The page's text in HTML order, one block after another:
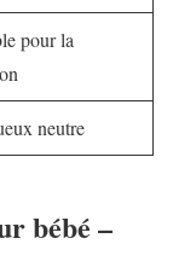
pour la
neutre
bébé –